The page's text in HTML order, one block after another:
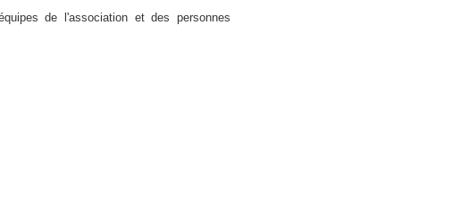
de l'association et des personnes